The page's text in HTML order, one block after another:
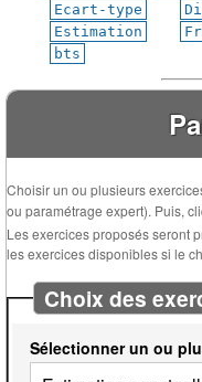
Ecart-type
Estimation
bts
Choisir un ou plusieurs
ou paramétrage expert). Puis,
Les exercices proposés seront
les exercices disponibles si le
Choix des
Sélectionner un ou